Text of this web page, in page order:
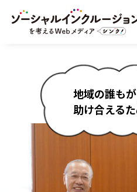
地域の誰も
助け合えるた